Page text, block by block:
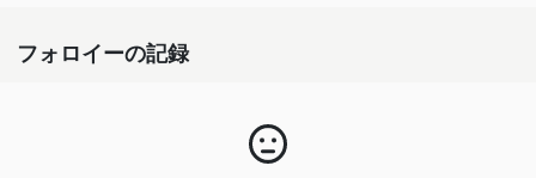
フォロイーの記録